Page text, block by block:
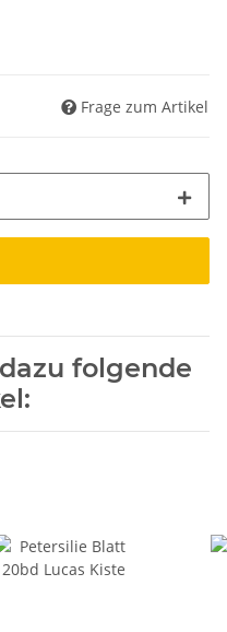
Frage zum Artikel
folgende